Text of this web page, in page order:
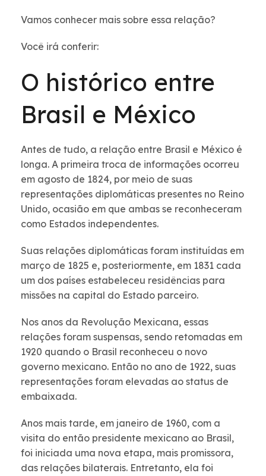
Vamos conhecer mais sobre essa relação?
Você irá conferir:
O histórico entre
Brasil e México
Antes de tudo, a relação entre Brasil e México é
longa. A primeira troca de informações ocorreu
em agosto de 1824, por meio de suas
representações diplomáticas presentes no Reino
Unido, ocasião em que ambas se reconheceram
como Estados independentes.
Suas relações diplomáticas foram instituídas em
março de 1825 e, posteriormente, em 1831 cada
um dos países estabeleceu residências para
missões na capital do Estado parceiro.
Nos anos da Revolução Mexicana, essas
relações foram suspensas, sendo retomadas em
1920 quando o Brasil reconheceu o novo
governo mexicano. Então no ano de 1922, suas
representações foram elevadas ao status de
embaixada.
Anos mais tarde, em janeiro de 1960, com a
visita do então presidente mexicano ao Brasil,
foi iniciada uma nova etapa, mais promissora,
das relações bilaterais. Entretanto, ela foi